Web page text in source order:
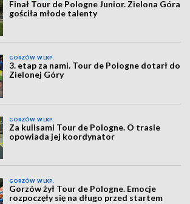
Finał Tour de Pologne Junior. Zielona Góra
gościła młode talenty
GORZÓW WLKP.
3. etap za nami. Tour de Pologne dotarł do
Zielonej Góry
GORZÓW WLKP.
Za kulisami Tour de Pologne. O trasie
opowiada jej koordynator
GORZÓW WLKP.
Gorzów żył Tour de Pologne. Emocje
rozpoczęły się na długo przed startem